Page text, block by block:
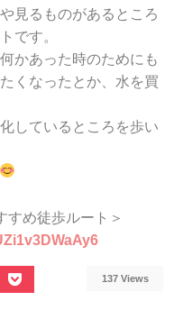
見るものがあるところ
です。
かあった時のためにも
くなったとか、水を買
しているところを歩い
すめ徒歩ルート＞
137 Views